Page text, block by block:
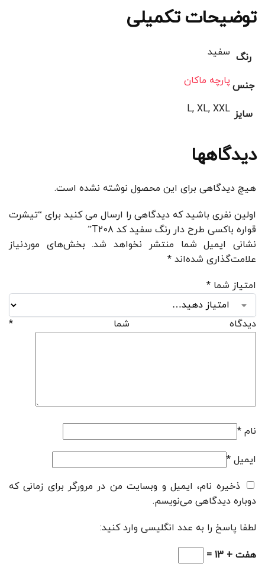
توضیحات تکمیلی
رنگ سفید
جنس پارچه ماکان
سایز L, XL, XXL
دیدگاهها
هیچ دیدگاهی برای این محصول نوشته نشده است.
اولین نفری باشید که دیدگاهی را ارسال می کنید برای “تیشرت
قواره باکسی طرح دار رنگ سفید کد T208”
نشانی ایمیل شما منتشر نخواهد شد. بخش‌های موردنیاز
علامت‌گذاری شده‌اند *
امتیاز شما *
دیدگاه شما *
نام *
ایمیل *
ذخیره نام، ایمیل و وبسایت من در مرورگر برای زمانی که
دوباره دیدگاهی می‌نویسم.
لطفا پاسخ را به عدد انگلیسی وارد کنید:
هفت + 13 =